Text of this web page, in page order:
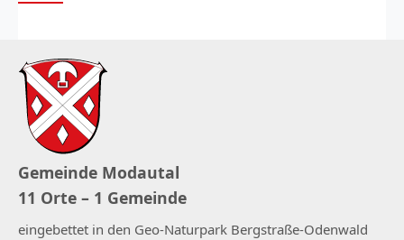
Gemeinde Modautal
11 Orte – 1 Gemeinde
eingebettet in den Geo-Naturpark Bergstraße-Odenwald